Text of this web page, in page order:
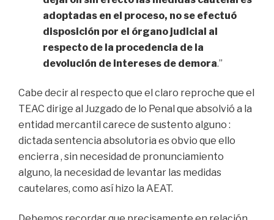
adoptadas en el proceso, no se efectuó
disposición por el órgano judicial al
respecto de la procedencia de la
devolución de intereses de demora.”
Cabe decir al respecto que el claro reproche que el
TEAC dirige al Juzgado de lo Penal que absolvió a la
entidad mercantil carece de sustento alguno :
dictada sentencia absolutoria es obvio que ello
encierra , sin necesidad de pronunciamiento
alguno, la necesidad de levantar las medidas
cautelares, como así hizo la AEAT.